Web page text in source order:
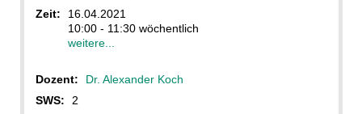
Zeit:
16.04.2021
10:00 - 11:30 wöchentlich
weitere...
Dozent:
Dr. Alexander Koch
SWS:
2